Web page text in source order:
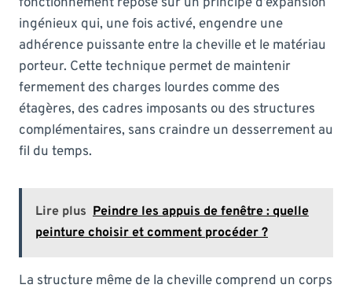
ingénieux qui, une fois activé, engendre une
adhérence puissante entre la cheville et le matériau
porteur. Cette technique permet de maintenir
fermement des charges lourdes comme des
étagères, des cadres imposants ou des structures
complémentaires, sans craindre un desserrement au
fil du temps.
Lire plus Peindre les appuis de fenêtre : quelle
peinture choisir et comment procéder ?
La structure même de la cheville comprend un corps